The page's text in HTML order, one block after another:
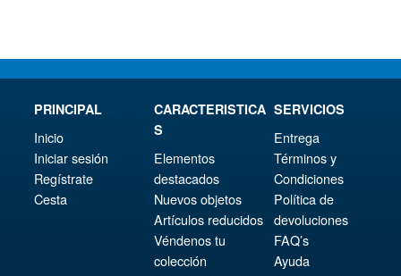
PRINCIPAL
Inicio
Iniciar sesión
Regístrate
Cesta
CARACTERISTICA
S
Elementos
destacados
Nuevos objetos
Artículos reducidos
Véndenos tu
colección
SERVICIOS
Entrega
Términos y
Condiciones
Política de
devoluciones
FAQ’s
Ayuda